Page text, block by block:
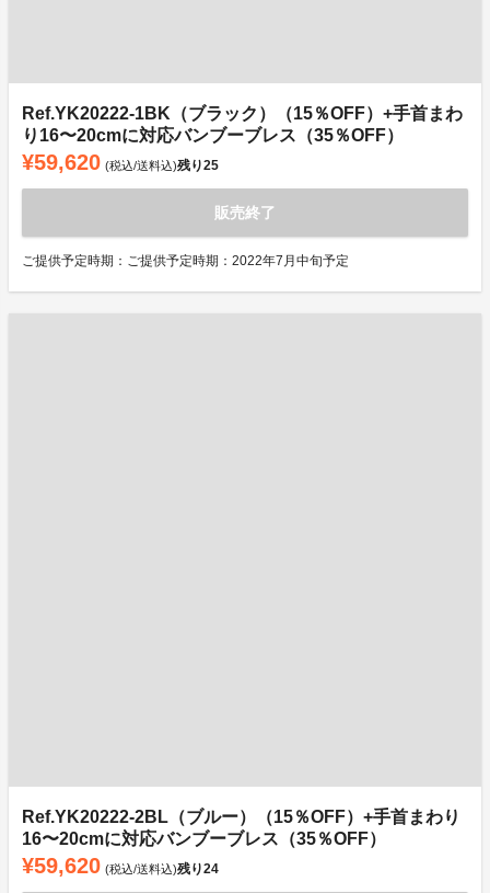
Ref.YK20222-1BK（ブラック）（15％OFF）+手首まわ
り16〜20cmに対応バンブーブレス（35％OFF）
¥59,620 (税込/送料込)残り25
販売終了
ご提供予定時期：ご提供予定時期：2022年7月中旬予定
Ref.YK20222-2BL（ブルー）（15％OFF）+手首まわり
16〜20cmに対応バンブーブレス（35％OFF）
¥59,620 (税込/送料込)残り24